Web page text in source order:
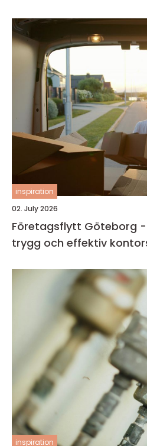
inspiration
02. July 2026
Företagsflytt Göteborg
trygg och effektiv
inspiration